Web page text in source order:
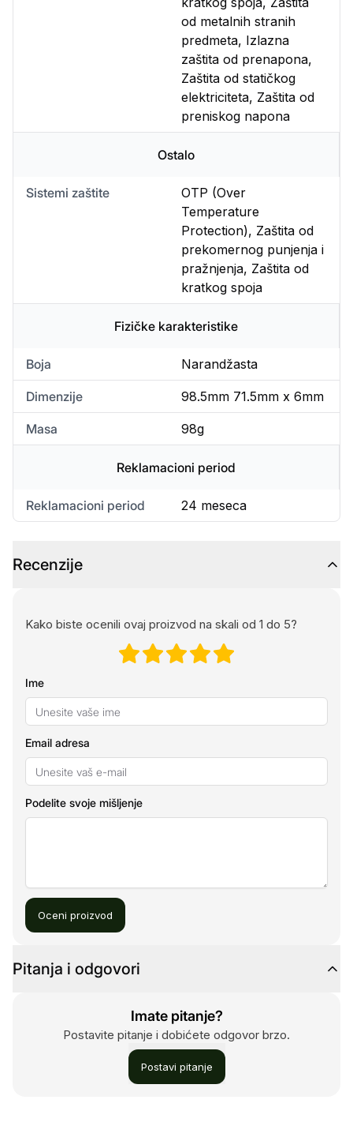
od metalnih stranih
predmeta, Izlazna
zaštita od prenapona,
Zaštita od statičkog
elektriciteta, Zaštita od
preniskog napona
Ostalo
Sistemi zaštite
OTP (Over
Temperature
Protection), Zaštita od
prekomernog punjenja i
pražnjenja, Zaštita od
kratkog spoja
Fizičke karakteristike
Boja Narandžasta
Dimenzije 98.5mm 71.5mm x 6mm
Masa 98g
Reklamacioni period
Reklamacioni period 24 meseca
Recenzije
Kako biste ocenili ovaj proizvod na skali od 1 do 5?
Ime
Email adresa
Podelite svoje mišljenje
Oceni proizvod
Pitanja i odgovori
Imate pitanje?
Postavite pitanje i dobićete odgovor brzo.
Postavi pitanje